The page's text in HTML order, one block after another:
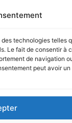
technologies telles
Le fait de consentir à
de navigation
peut avoir